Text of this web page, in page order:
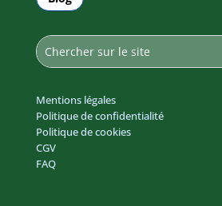
Mentions légales
Politique de confidentialité
Politique de cookies
CGV
FAQ